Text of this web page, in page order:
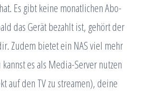
Es gibt keine monatlichen Abo-
das Gerät bezahlt ist, gehört der
Zudem bietet ein NAS viel mehr
es als Media-Server nutzen
auf den TV zu streamen), deine